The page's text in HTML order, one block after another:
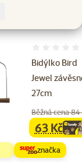
Bidýlko Bird
Jewel
27cm
Běžná cena 84
family
63 Kč
značka